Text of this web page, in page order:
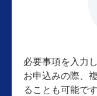
必要事項を入力
お申込みの際、
ることも可能です